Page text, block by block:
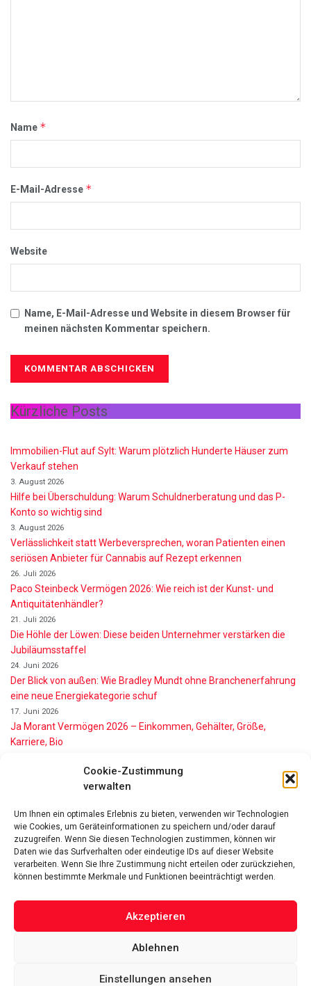
Cookie-Zustimmung
verwalten
Um Ihnen ein optimales Erlebnis zu bieten, verwenden wir Technologien
wie Cookies, um Geräteinformationen zu speichern und/oder darauf
zuzugreifen. Wenn Sie diesen Technologien zustimmen, können wir
Daten wie das Surfverhalten oder eindeutige IDs auf dieser Website
verarbeiten. Wenn Sie Ihre Zustimmung nicht erteilen oder zurückziehen,
können bestimmte Merkmale und Funktionen beeinträchtigt werden.
Akzeptieren
Ablehnen
Einstellungen ansehen
Name *
E-Mail-Adresse *
Website
Name, E-Mail-Adresse und Website in diesem Browser für
meinen nächsten Kommentar speichern.
Kürzliche Posts
Immobilien-Flut auf Sylt: Warum plötzlich Hunderte Häuser zum
Verkauf stehen
3. August 2026
Hilfe bei Überschuldung: Warum Schuldnerberatung und das P-
Konto so wichtig sind
3. August 2026
Verlässlichkeit statt Werbeversprechen, woran Patienten einen
seriösen Anbieter für Cannabis auf Rezept erkennen
26. Juli 2026
Paco Steinbeck Vermögen 2026: Wie reich ist der Kunst- und
Antiquitätenhändler?
21. Juli 2026
Die Höhle der Löwen: Diese beiden Unternehmer verstärken die
Jubiläumsstaffel
24. Juni 2026
Der Blick von außen: Wie Bradley Mundt ohne Branchenerfahrung
eine neue Energiekategorie schuf
17. Juni 2026
Ja Morant Vermögen 2026 – Einkommen, Gehälter, Größe,
Karriere, Bio
Alice Walton Vermögen 2026: So reich ist die Walmart-Erbin
wirklich
11. Juni 2026
Nino de Angelo Vermögen 2026 Wie Reich Ist Er?
9. Juni 2026
Das Vermögen von Promis von A bis Z
Twitter